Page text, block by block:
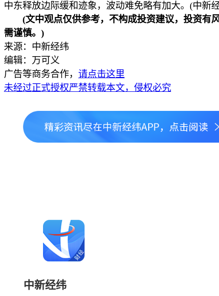
中东释放边际缓和迹象，波动难免略有加大。(中新
(文中观点仅供参考，不构成投资建议，投资有
需谨慎。)
来源：中新经纬
编辑：万可义
广告等商务合作， 请点击这里
未经过正式授权严禁转载本文，侵权必究
中新经纬